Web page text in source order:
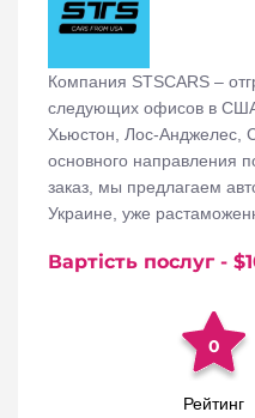
Компания STSCARS –
следующих офисов в
Хьюстон, Лос-Анджелес,
основного направления
заказ, мы предлагаем
Украине, уже
Вартість послуг - $
0
Рейтинг